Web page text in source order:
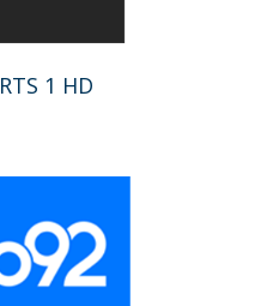
RTS 1 HD